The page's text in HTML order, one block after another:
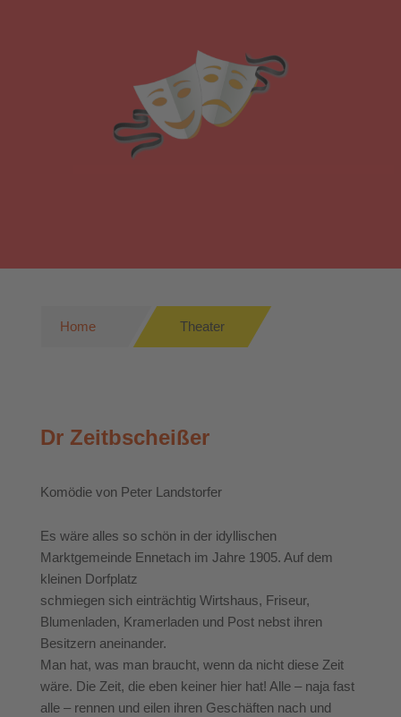
Home Theater
Dr Zeitbscheißer
Komödie von Peter Landstorfer
Es wäre alles so schön in der idyllischen
Marktgemeinde Ennetach im Jahre 1905. Auf dem
kleinen Dorfplatz
schmiegen sich einträchtig Wirtshaus, Friseur,
Blumenladen, Kramerladen und Post nebst ihren
Besitzern aneinander.
Man hat, was man braucht, wenn da nicht diese Zeit
wäre. Die Zeit, die eben keiner hier hat! Alle – naja fast
alle – rennen und eilen ihren Geschäften nach und